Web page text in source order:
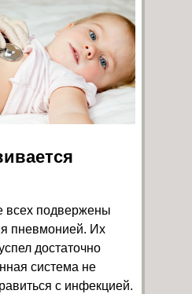
всех подвержены
пневмонией. Их
достаточно
система не
с инфекцией.